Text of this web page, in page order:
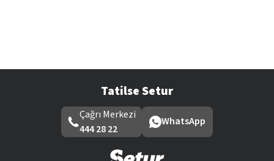
Tatilse Setur
Çağrı Merkezi
444 28 22
WhatsApp